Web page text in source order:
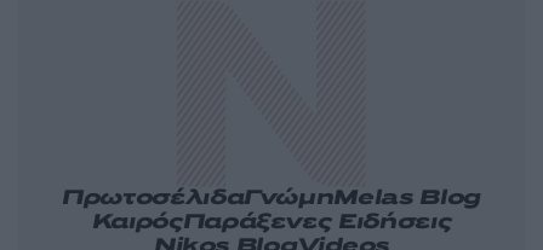
ΠρωτοσέλιδαΓνώμηMelas Blog
ΚαιρόςΠαράξενες Ειδήσεις